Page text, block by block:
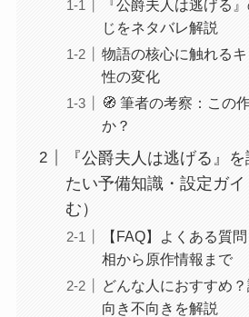
『公爵夫人は逃げる
じをネタバレ解説
物語の核心に触れる
性の変化
🧭 筆者の考察：この
か？
『公爵夫人は逃げる』
たい予備知識・設定ガ
む）
【FAQ】よくある質
相から原作情報まで
どんな人におすすめ
向き不向きを解説